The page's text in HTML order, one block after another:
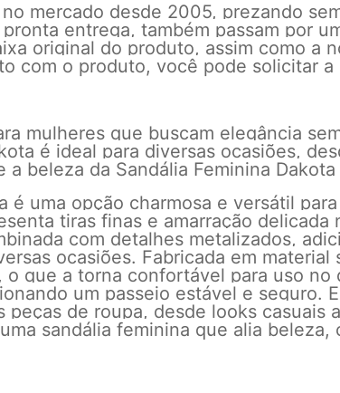
mercado desde 2005, prezando
entrega, também passam por
original do produto, assim como a
com o produto, você pode solicitar
mulheres que buscam elegância
é ideal para diversas ocasiões,
a beleza da Sandália Feminina
é uma opção charmosa e versátil
tiras finas e amarração
com detalhes metalizados,
ocasiões. Fabricada em
o que a torna confortável para uso
um passeio estável e seguro.
peças de roupa, desde looks casuais
sandália feminina que alia